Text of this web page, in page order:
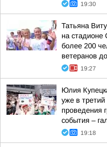
19:30
Татьяна
на стадионе
более 200
ветеранов
19:27
Юлия
уже в
проведения
события –
19:18